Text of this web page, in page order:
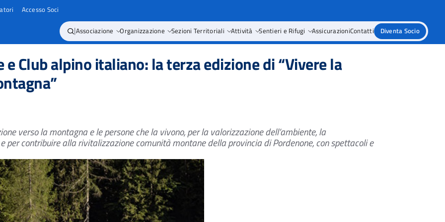
Accesso Soci
|Associazione Organizzazione Sezioni Territoriali Attività Sentieri e Rifugi AssicurazioniContatti Diventa Socio
Club alpino italiano: la terza edizione di “Vivere la
verso la montagna e le persone che la vivono, per la valorizzazione dell’ambiente, la
contribuire alla rivitalizzazione comunità montane della provincia di Pordenone, con spettacoli e